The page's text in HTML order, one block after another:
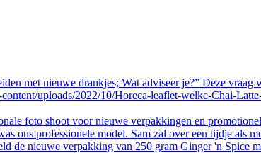
met nieuwe drankjes; Wat adviseer je?” Deze vraag
uploads/2022/10/Horeca-leaflet-welke-Chai-
foto shoot voor nieuwe verpakkingen en
ons professionele model. Sam zal over een tijdje als
de nieuwe verpakking van 250 gram Ginger 'n Spice